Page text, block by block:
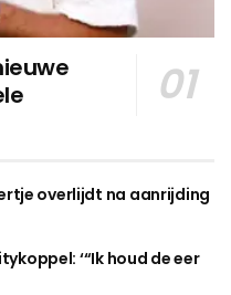
overlijdt na aanrijding
‘“Ik houd de eer